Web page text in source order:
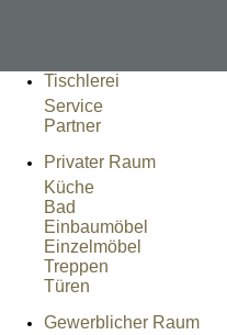
Tischlerei
Service
Partner
Privater Raum
Küche
Bad
Einbaumöbel
Einzelmöbel
Treppen
Türen
Gewerblicher Raum